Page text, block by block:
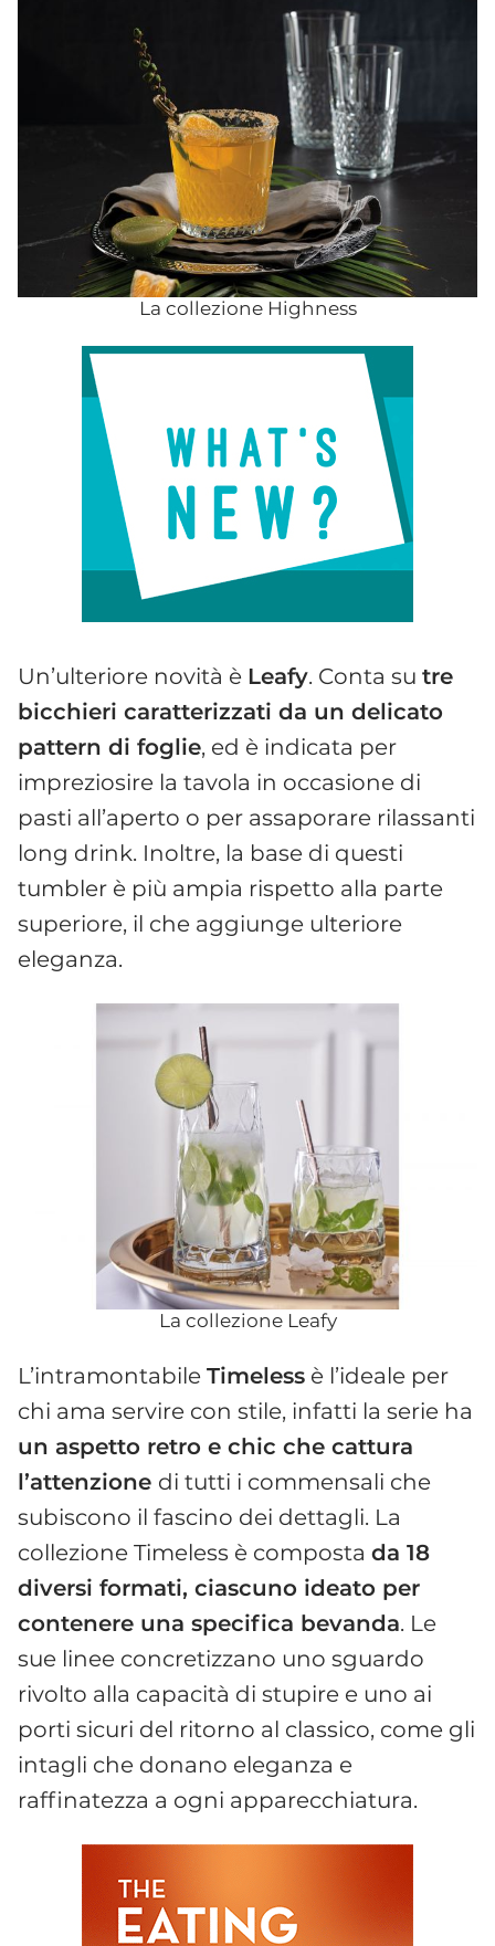
La collezione Highness
Un’ulteriore novità è Leafy. Conta su tre
bicchieri caratterizzati da un delicato
pattern di foglie, ed è indicata per
impreziosire la tavola in occasione di
pasti all’aperto o per assaporare rilassanti
long drink. Inoltre, la base di questi
tumbler è più ampia rispetto alla parte
superiore, il che aggiunge ulteriore
eleganza.
La collezione Leafy
L’intramontabile Timeless è l’ideale per
chi ama servire con stile, infatti la serie ha
un aspetto retro e chic che cattura
l’attenzione di tutti i commensali che
subiscono il fascino dei dettagli. La
collezione Timeless è composta da 18
diversi formati, ciascuno ideato per
contenere una specifica bevanda. Le
sue linee concretizzano uno sguardo
rivolto alla capacità di stupire e uno ai
porti sicuri del ritorno al classico, come gli
intagli che donano eleganza e
raffinatezza a ogni apparecchiatura.